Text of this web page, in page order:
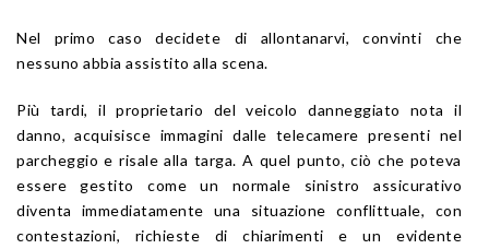
Nel primo caso decidete di allontanarvi, convinti che
nessuno abbia assistito alla scena.
Più tardi, il proprietario del veicolo danneggiato nota il
danno, acquisisce immagini dalle telecamere presenti nel
parcheggio e risale alla targa. A quel punto, ciò che poteva
essere gestito come un normale sinistro assicurativo
diventa immediatamente una situazione conflittuale, con
contestazioni, richieste di chiarimenti e un evidente